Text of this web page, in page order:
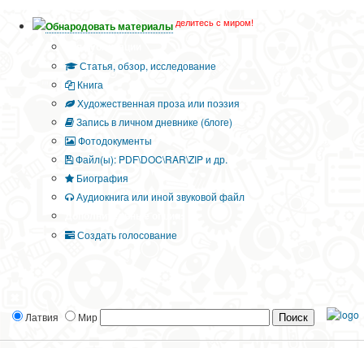
Обнародовать материалы делитесь с миром!
Статья, обзор, исследование
Книга
Художественная проза или поэзия
Запись в личном дневнике (блоге)
Фотодокументы
Файл(ы): PDF\DOC\RAR\ZIP и др.
Биография
Аудиокнига или иной звуковой файл
Создать голосование
Латвия Мир